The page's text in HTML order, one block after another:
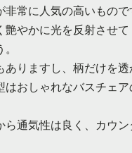
常に人気の高いもので
やかに光を反射させ
りますし、柄だけを
おしゃれなバスチェ
通気性は良く、カウ